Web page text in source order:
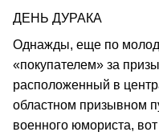
ДЕНЬ ДУРАКА
Однажды, еще по
«покупателем» за
расположенный в
областном призывном
военного юмориста,